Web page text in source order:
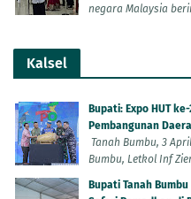
negara Malaysia
Kalsel
Bupati: Expo HUT
Pembangunan
Tanah Bumbu, 3
Bumbu, Letkol Inf
Bupati Tanah